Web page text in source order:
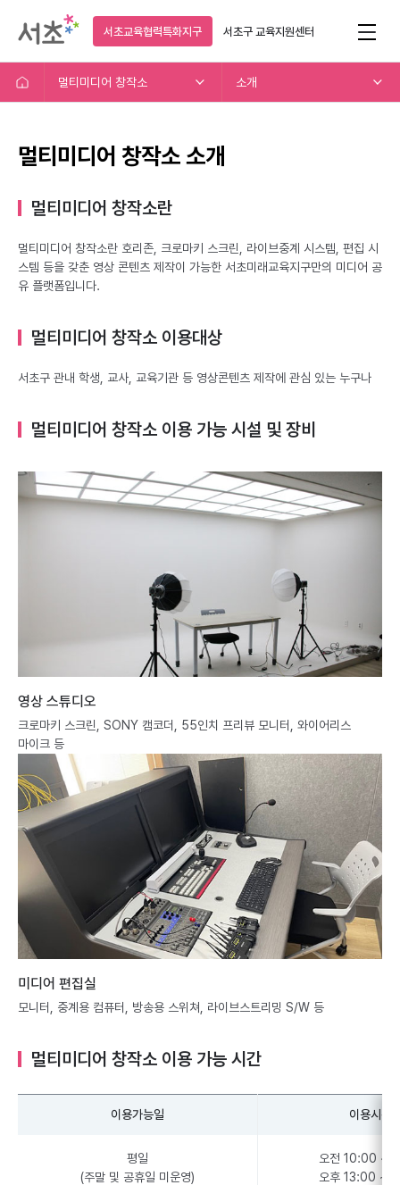
서초교육협력특화지구 서초구교육지원센터
멀티미디어 창작소 소개
멀티미디어 창작소 소개
멀티미디어 창작소란
멀티미디어 창작소란 호리존, 크로마키 스크린, 라이브중계 시스템, 편집 시
스템 등을 갖춘 영상 콘텐츠 제작이 가능한 서초미래교육지구만의 미디어 공
유 플랫폼입니다.
멀티미디어 창작소 이용대상
서초구 관내 학생, 교사, 교육기관 등 영상콘텐츠 제작에 관심 있는 누구나
멀티미디어 창작소 이용 가능 시설 및 장비
영상 스튜디오
크로마키 스크린, SONY 캠코더, 55인치 프리뷰 모니터, 와이어리스
마이크 등
미디어 편집실
모니터, 중계용 컴퓨터, 방송용 스위쳐, 라이브스트리밍 S/W 등
멀티미디어 창작소 이용 가능 시간
이용가능일 이용시간
평일
(주말 및 공휴일 미운영)
오전 10:00 ~
오후 13:00 ~